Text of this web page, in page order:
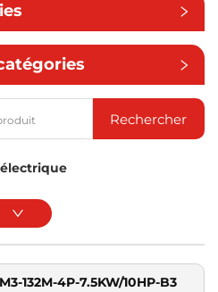
Rechercher
132M-4P-7.5KW/10HP-B3